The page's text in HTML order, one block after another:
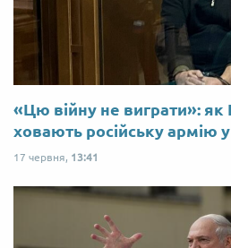
«Цю війну не виграти»: як
ховають російську армію
17 червня, 13:41